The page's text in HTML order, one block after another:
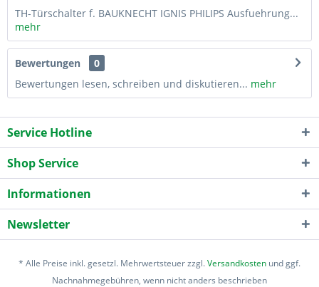
TH-Türschalter f. BAUKNECHT IGNIS PHILIPS Ausfuehrung...
mehr
Bewertungen
0
Bewertungen lesen, schreiben und diskutieren... mehr
Service Hotline
Shop Service
Informationen
Newsletter
* Alle Preise inkl. gesetzl. Mehrwertsteuer zzgl.Versandkosten und ggf.
Nachnahmegebühren, wenn nicht anders beschrieben